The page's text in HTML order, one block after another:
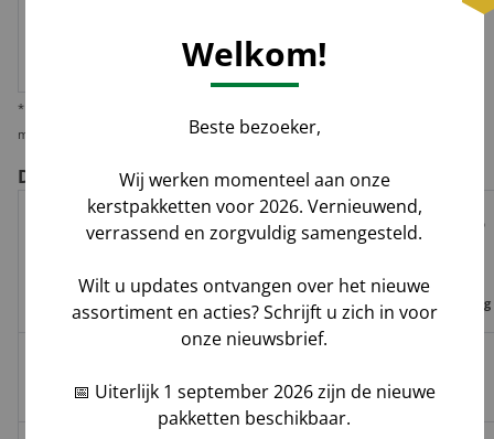
doos
* Wij verzenden 1 kerstpakket standaard per pakketdienst, maar bieden u de
mogelijkheid deze per pallet te laten leveren i.v.m. veiligheid en zekerheid.
De voor- en nadelen per verzendoptie
Track
Trace
Garantie
leverdatum
levering
Risico op
vermissing
/ DHL
Welkom!
Beste bezoeker,
Wij werken momenteel aan onze
kerstpakketten voor 2026. Vernieuwend,
verrassend en zorgvuldig samengesteld.
Wilt u updates ontvangen over het nieuwe
assortiment en acties? Schrijft u zich in voor
onze nieuwsbrief.
📅 Uiterlijk 1 september 2026 zijn de nieuwe
pakketten beschikbaar.